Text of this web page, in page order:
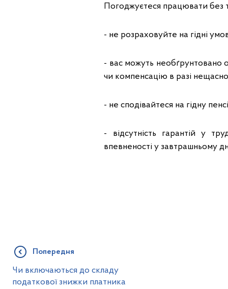
Погоджуєтеся працювати без
- не розраховуйте на гідні
- вас можуть необґрунтовано
чи компенсацію в разі
- не сподівайтеся на гідну
- відсутність гарантій у
впевненості у завтрашньому
Попередня
Чи включаються до складу
податкової знижки платника